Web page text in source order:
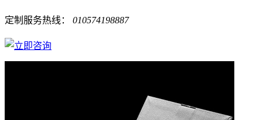
定制服务热线： 010574198887